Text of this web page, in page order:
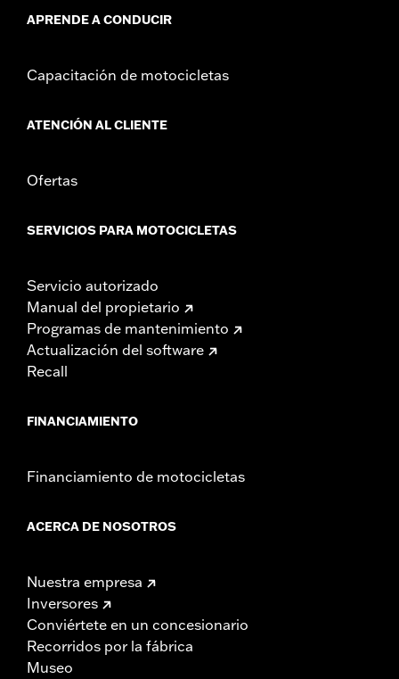
APRENDE A CONDUCIR
Capacitación de motocicletas
ATENCIÓN AL CLIENTE
Ofertas
SERVICIOS PARA MOTOCICLETAS
Servicio autorizado
Manual del propietario
Programas de mantenimiento
Actualización del software
Recall
FINANCIAMIENTO
Financiamiento de motocicletas
ACERCA DE NOSOTROS
Nuestra empresa
Inversores
Conviértete en un concesionario
Recorridos por la fábrica
Museo